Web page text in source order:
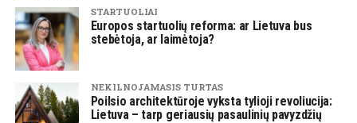
STARTUOLIAI
Europos startuolių reforma: ar Lietuva bus
stebėtoja, ar laimėtoja?
NEKILNOJAMASIS TURTAS
Poilsio architektūroje vyksta tylioji revoliucija:
Lietuva – tarp geriausių pasaulinių pavyzdžių